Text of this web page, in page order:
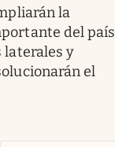
la
del país
laterales y
el